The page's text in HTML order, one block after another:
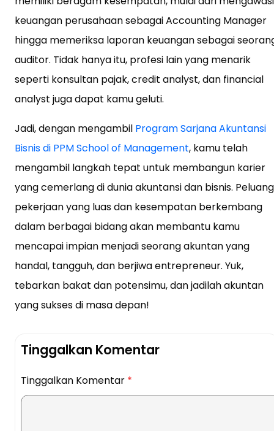
keuangan perusahaan sebagai Accounting Manager
hingga memeriksa laporan keuangan sebagai
auditor. Tidak hanya itu, profesi lain yang menarik
seperti konsultan pajak, credit analyst, dan financial
analyst juga dapat kamu geluti.
Jadi, dengan mengambil Program Sarjana Akuntansi
Bisnis di PPM School of Management, kamu telah
mengambil langkah tepat untuk membangun karier
yang cemerlang di dunia akuntansi dan bisnis. Peluang
pekerjaan yang luas dan kesempatan berkembang
dalam berbagai bidang akan membantu kamu
mencapai impian menjadi seorang akuntan yang
handal, tangguh, dan berjiwa entrepreneur. Yuk,
tebarkan bakat dan potensimu, dan jadilah akuntan
yang sukses di masa depan!
Tinggalkan Komentar
Tinggalkan Komentar *